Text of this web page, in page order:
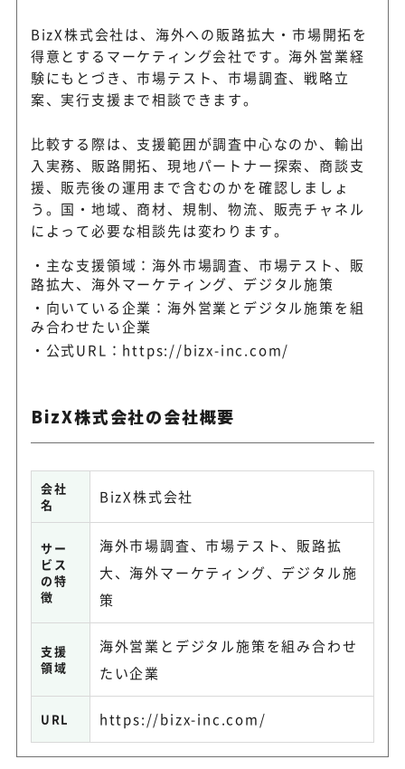
BizX株式会社は、海外への販路拡大・市場開拓を
得意とするマーケティング会社です。海外営業経
験にもとづき、市場テスト、市場調査、戦略立
案、実行支援まで相談できます。
比較する際は、支援範囲が調査中心なのか、輸出
入実務、販路開拓、現地パートナー探索、商談支
援、販売後の運用まで含むのかを確認しましょ
う。国・地域、商材、規制、物流、販売チャネル
によって必要な相談先は変わります。
主な支援領域：海外市場調査、市場テスト、販
路拡大、海外マーケティング、デジタル施策
向いている企業：海外営業とデジタル施策を組
み合わせたい企業
公式URL： https://bizx-inc.com/
BizX株式会社の会社概要
会社
名
BizX株式会社
サー
ビス
の特
徴
海外市場調査、市場テスト、販路拡
大、海外マーケティング、デジタル施
策
支援
領域
海外営業とデジタル施策を組み合わせ
たい企業
URL https://bizx-inc.com/